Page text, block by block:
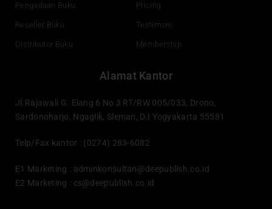
Pengadaan Buku
Reseller Buku
Distributor Buku
Pricing
Testimoni
Membership
Alamat Kantor
Jl.Rajawali G. Elang 6 No 3 RT/RW 005/033, Drono,
Sardonoharjo, Ngaglik, Sleman, D.I Yogyakarta 55581
Telp/Fax kantor : (0274) 283-6082
E1 Marketing : adminkonsultan@deepublish.co.id
E2 Marketing : cs@deepublish.co.id